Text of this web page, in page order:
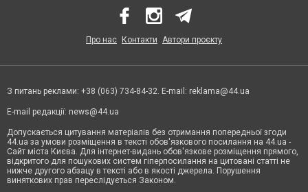
Про нас Контакти Автори проєкту
З питань реклами: +38 (063) 734-84-32. E-mail: reklama@44.ua
E-mail редакції: news@44.ua
Допускається цитування матеріалів без отримання попередньої згоди
44.ua за умови розміщення в тексті обов'язкового посилання на 44.ua -
Сайт міста Києва. Для інтернет-видань обов'язкове розміщення прямого,
відкритого для пошукових систем гіперпосилання на цитовані статті не
нижче другого абзацу в тексті або в якості джерела. Порушення
виняткових прав переслідується Законом.